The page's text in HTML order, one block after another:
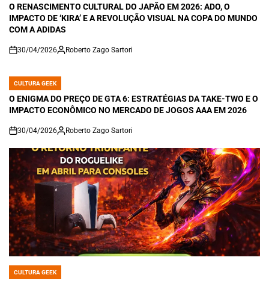
IN
O RENASCIMENTO CULTURAL DO JAPÃO EM 2026: ADO, O
IMPACTO DE ‘KIRA’ E A REVOLUÇÃO VISUAL NA COPA DO MUNDO
COM A ADIDAS
on
30/04/2026 Roberto Zago Sartori
POSTED
IN
CULTURA GEEK
O ENIGMA DO PREÇO DE GTA 6: ESTRATÉGIAS DA TAKE-TWO E O
IMPACTO ECONÔMICO NO MERCADO DE JOGOS AAA EM 2026
on
30/04/2026 Roberto Zago Sartori
POSTED
CULTURA GEEK